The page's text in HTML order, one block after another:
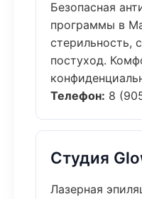
Безопасная
программы в
стерильность,
постуход.
Телефон: 8
Студия
Лазерная